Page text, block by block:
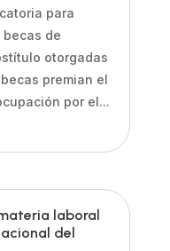
para
de
otorgadas
premian el
por el...
laboral
del